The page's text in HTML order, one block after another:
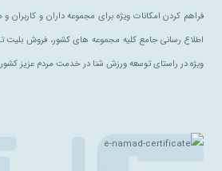
فراهم کردن امکانات ویژه برای مجموعه داران و کاربران
اطلاع رسانی جامع کلیه مجموعه های کشور، فروش بلیت
ویژه در راستای توسعه ورزش شنا در خدمت مردم عزیز